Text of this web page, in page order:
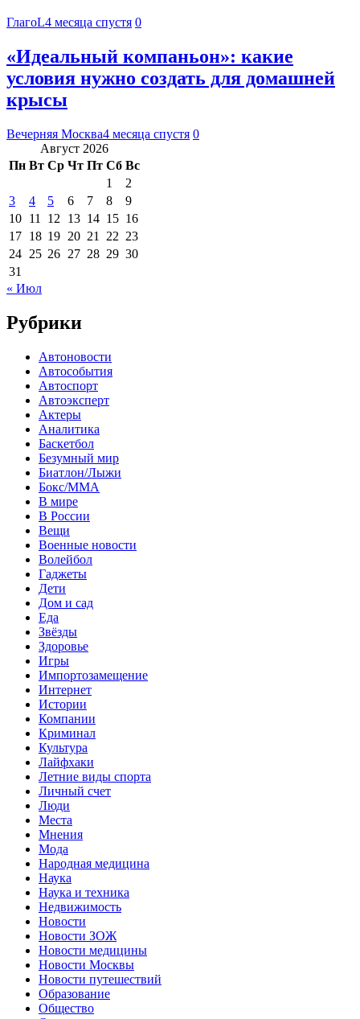
ГлагоL4 месяца спустя 0
«Идеальный компаньон»: какие
условия нужно создать для домашней
крысы
Вечерняя Москва4 месяца спустя 0
Август 2026
Пн Вт Ср Чт Пт Сб Вс
1
2
3
4 5 6 7 8
9
10 11 12 13 14 15 16
17 18 19 20 21 22 23
24 25 26 27 28 29 30
31
« Июл
Рубрики
Автоновости
Автособытия
Автоспорт
Автоэксперт
Актеры
Аналитика
Баскетбол
Безумный мир
Биатлон/Лыжи
Бокс/MMA
В мире
В России
Вещи
Военные новости
Волейбол
Гаджеты
Дети
Дом и сад
Еда
Звёзды
Здоровье
Игры
Импортозамещение
Интернет
Истории
Компании
Криминал
Культура
Лайфхаки
Летние виды спорта
Личный счет
Люди
Места
Мнения
Мода
Народная медицина
Наука
Наука и техника
Недвижимость
Новости
Новости ЗОЖ
Новости медицины
Новости Москвы
Новости путешествий
Образование
Общество